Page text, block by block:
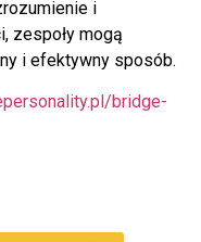
i
zespoły mogą
i efektywny sposób.
bridge-